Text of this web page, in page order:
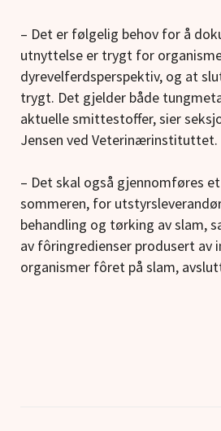
– Det er følgelig behov for å
utnyttelse er trygt for
dyrevelferdsperspektiv, og at
trygt. Det gjelder både
aktuelle smittestoffer, sier
Jensen ved Veterinærinstituttet.
– Det skal også gjennomføres
sommeren, for
behandling og tørking av slam,
av fôringredienser produsert av
organismer fôret på slam,